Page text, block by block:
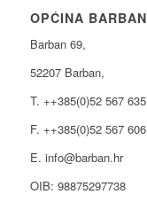
OPĆINA BARBAN
Barban 69,
52207 Barban,
T. ++385(0)52 567 635
F. ++385(0)52 567 606
E. info@barban.hr
OIB: 98875297738